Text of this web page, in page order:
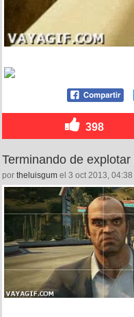
398
Terminando de
por theluisgum el 3 oct 2013, 04:38